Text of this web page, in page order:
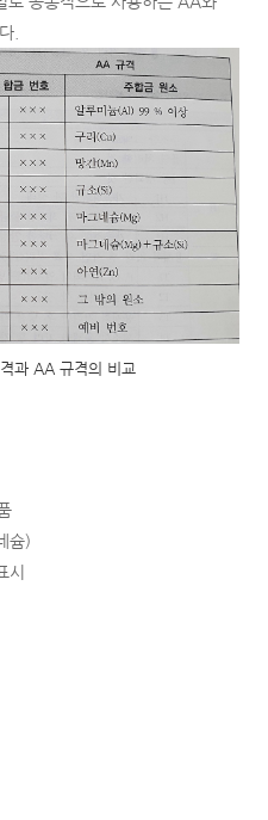
.
과 AA 규격의 비교
슘)